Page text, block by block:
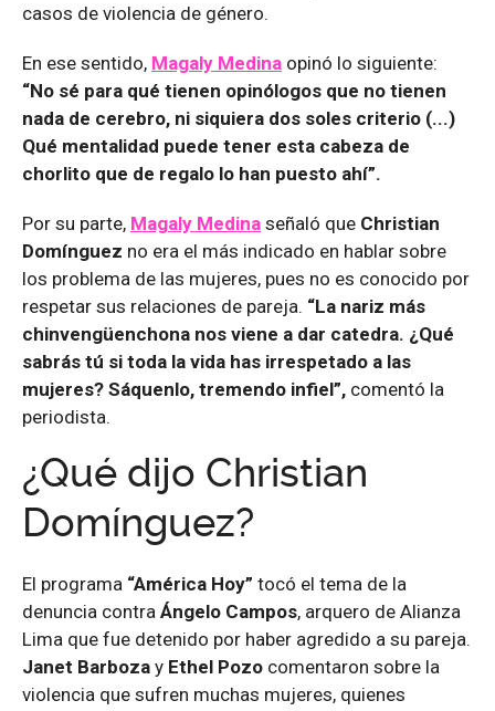
casos de violencia de género.
En ese sentido, Magaly Medina opinó lo siguiente:
“No sé para qué tienen opinólogos que no tienen
nada de cerebro, ni siquiera dos soles criterio (...)
Qué mentalidad puede tener esta cabeza de
chorlito que de regalo lo han puesto ahí”.
Por su parte, Magaly Medina señaló que Christian
Domínguez no era el más indicado en hablar sobre
los problema de las mujeres, pues no es conocido por
respetar sus relaciones de pareja. “La nariz más
chinvengüenchona nos viene a dar catedra. ¿Qué
sabrás tú si toda la vida has irrespetado a las
mujeres? Sáquenlo, tremendo infiel”, comentó la
periodista.
¿Qué dijo Christian
Domínguez?
El programa “América Hoy” tocó el tema de la
denuncia contra Ángelo Campos, arquero de Alianza
Lima que fue detenido por haber agredido a su pareja.
Janet Barboza y Ethel Pozo comentaron sobre la
violencia que sufren muchas mujeres, quienes